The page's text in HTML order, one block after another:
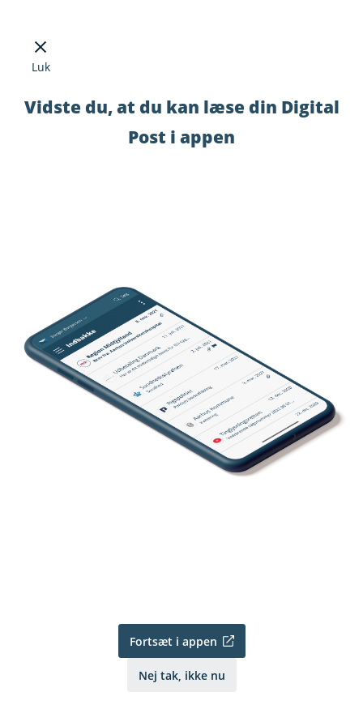
Luk
Vidste du, at du kan læse din Digital
Post i appen
Fortsæt i appen
Nej tak, ikke nu